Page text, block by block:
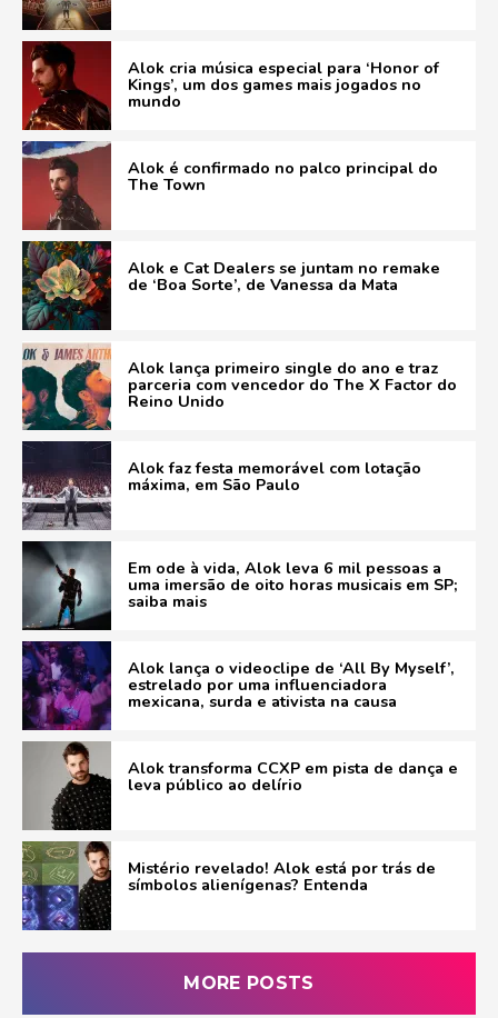
Alok cria música especial para ‘Honor of
Kings’, um dos games mais jogados no
mundo
Alok é confirmado no palco principal do
The Town
Alok e Cat Dealers se juntam no remake
de ‘Boa Sorte’, de Vanessa da Mata
Alok lança primeiro single do ano e traz
parceria com vencedor do The X Factor do
Reino Unido
Alok faz festa memorável com lotação
máxima, em São Paulo
Em ode à vida, Alok leva 6 mil pessoas a
uma imersão de oito horas musicais em SP;
saiba mais
Alok lança o videoclipe de ‘All By Myself’,
estrelado por uma influenciadora
mexicana, surda e ativista na causa
Alok transforma CCXP em pista de dança e
leva público ao delírio
Mistério revelado! Alok está por trás de
símbolos alienígenas? Entenda
MORE POSTS